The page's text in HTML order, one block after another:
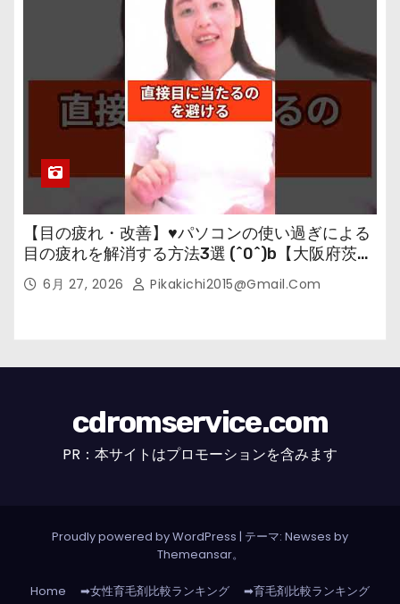
【目の疲れ・改善】♥パソコンの使い過ぎによる
目の疲れを解消する方法3選 (^0^)b【大阪府茨木
市の女性・美容鍼灸・整体師が教えます。】
6月 27, 2026 Pikakichi2015@gmail.com
cdromservice.com
PR：本サイトはプロモーションを含みます
Proudly powered by WordPress | テーマ: Newses by
Themeansar。
Home ➡女性育毛剤比較ランキング ➡育毛剤比較ランキング